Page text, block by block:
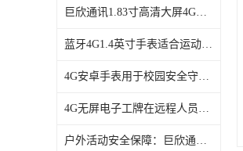
2G/3G/4G智能学生证
4G全网通智能电子工牌
一卡通消费机
2G宠物GPS定位器
社区矫正老年痴呆防拆报警手表
巨欣通讯1.83寸高清大屏4G手表，清晰显示更便捷
蓝牙4G1.4英寸手表适合运动佩戴吗？巨欣通讯分析佩戴舒适性
4G安卓手表用于校园安全守护？深圳巨欣通讯提供定制化方案
4G无屏电子工牌在远程人员调度中的应用，巨欣通讯案例解析
户外活动安全保障：巨欣通讯便携GPS定位手环选型建议